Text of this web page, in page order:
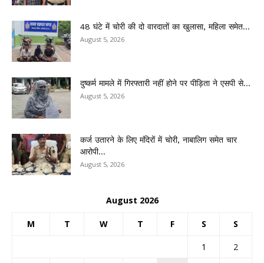
48 घंटे में चोरी की दो वारदातों का खुलासा, महिला समेत...
August 5, 2026
दुष्कर्म मामले में गिरफ्तारी नहीं होने पर पीड़िता ने एसपी से...
August 5, 2026
कर्ज उतारने के लिए मंदिरों में चोरी, नाबालिग समेत चार
आरोपी...
August 5, 2026
August 2026
M T W T F S S
1
2